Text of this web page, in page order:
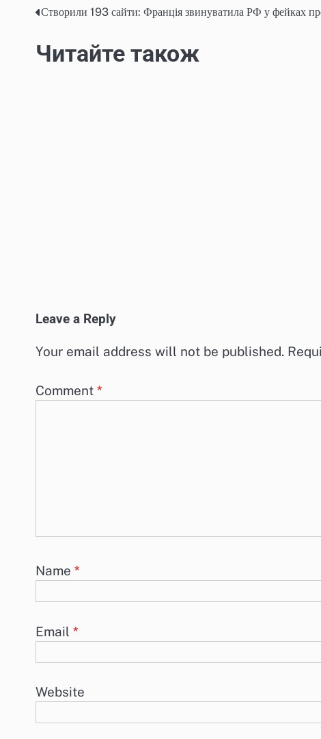
Post
navigation
Створили 193 сайти: Франція звинуватила РФ у фейках
Читайте також
Leave a Reply
Your email address will not be published.
Comment *
Name *
Email *
Website